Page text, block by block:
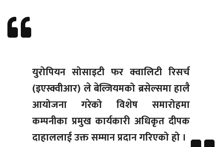
युरोपियन सोसाइटी फर क्वालिटी रिसर्च
(इएस्क्वीआर) ले बेल्जियमको ब्रसेल्समा हालै
आयोजना गरेको विशेष समारोहमा
कम्पनीका प्रमुख कार्यकारी अधिकृत दीपक
दाहाललाई उक्त सम्मान प्रदान गरिएको हो ।